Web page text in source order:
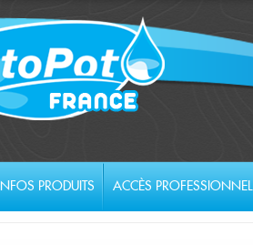
INFOS PRODUITS ACCÈS PROFESSIONNEL